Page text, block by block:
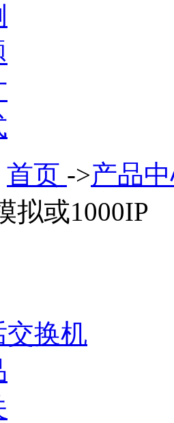
首页 ->产品
拟或1000IP
交换机